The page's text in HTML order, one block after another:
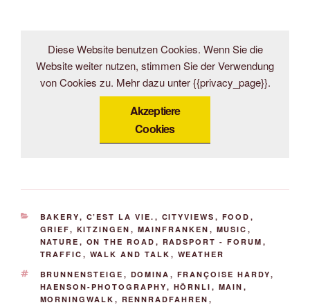
Diese Website benutzen Cookies. Wenn Sie die
Website weiter nutzen, stimmen Sie der Verwendung
von Cookies zu. Mehr dazu unter {{privacy_page}}.
Akzeptiere
Cookies
KATEGORIEN
BAKERY, C’EST LA VIE. , CITYVIEWS , FOOD ,
GRIEF, KITZINGEN , MAINFRANKEN , MUSIC ,
NATURE , ON THE ROAD , RADSPORT - FORUM ,
TRAFFIC , WALK AND TALK , WEATHER
SCHLAGWÖRTER
BRUNNENSTEIGE , DOMINA , FRANÇOISE HARDY,
HAENSON-PHOTOGRAPHY, HÖRNLI , MAIN ,
MORNINGWALK , RENNRADFAHREN ,